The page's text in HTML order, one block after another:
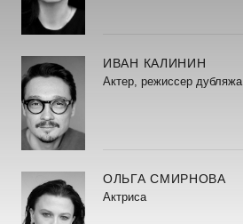
ИВАН КАЛИНИН
Актер, режиссер дубляжа
ОЛЬГА СМИРНОВА
Актриса